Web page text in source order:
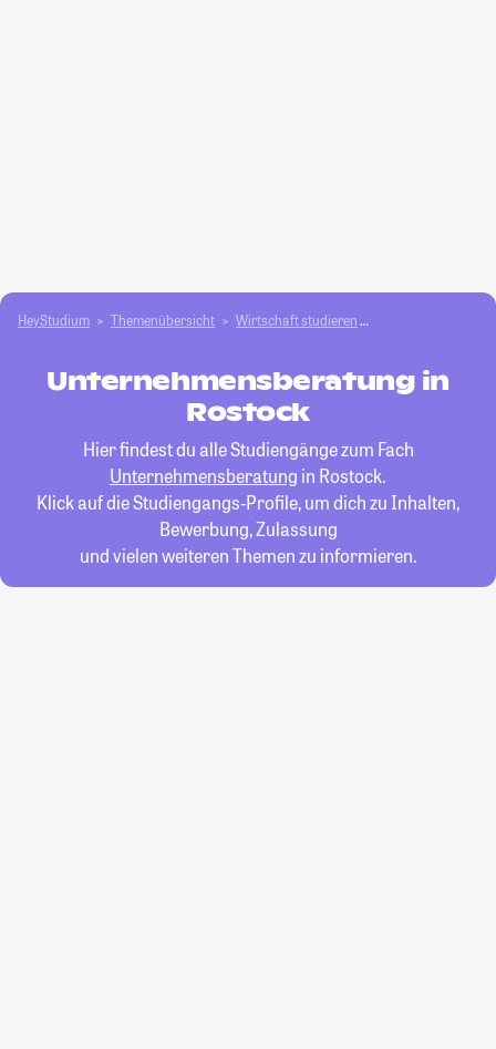
HeyStudium Themenübersicht Wirtschaft studieren
Unternehmensberatung in
Rostock
Hier findest du alle Studiengänge zum Fach
Unternehmensberatung in Rostock.
Klick auf die Studiengangs-Profile, um dich zu Inhalten,
Bewerbung, Zulassung
und vielen weiteren Themen zu informieren.